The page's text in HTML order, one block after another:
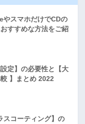
やスマホだけでCDの
すすめな方法をご紹
定】の必要性と【大
】まとめ 2022
スコーティング】の